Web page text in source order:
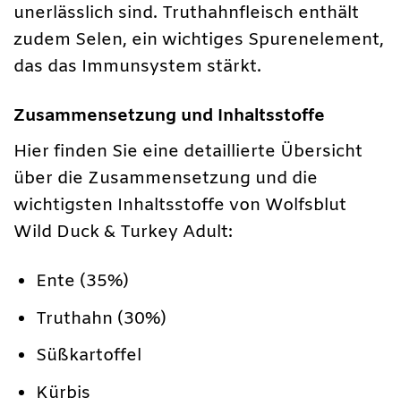
unerlässlich sind. Truthahnfleisch enthält
zudem Selen, ein wichtiges Spurenelement,
das das Immunsystem stärkt.
Zusammensetzung und Inhaltsstoffe
Hier finden Sie eine detaillierte Übersicht
über die Zusammensetzung und die
wichtigsten Inhaltsstoffe von Wolfsblut
Wild Duck & Turkey Adult:
Ente (35%)
Truthahn (30%)
Süßkartoffel
Kürbis